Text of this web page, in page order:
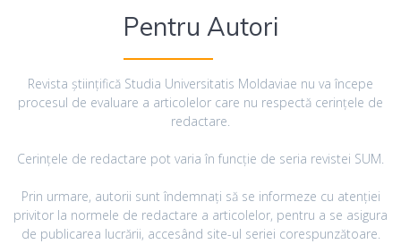
Pentru Autori
Revista științifică Studia Universitatis Moldaviae nu va începe
procesul de evaluare a articolelor care nu respectă cerințele de
redactare.
Cerințele de redactare pot varia în funcție de seria revistei SUM.
Prin urmare, autorii sunt îndemnați să se informeze cu atenției
privitor la normele de redactare a articolelor, pentru a se asigura
de publicarea lucrării, accesând site-ul seriei corespunzătoare.